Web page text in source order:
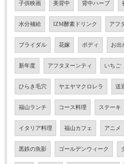
子供映画 美背中 背中ハーブ
水分補給 IZM酵素ドリンク アフ
ブライダル 花嫁 ボディ お出
新年度 アフタヌーンティ いちご
ひらき毛穴 ヤエヤマクロレラ 送
福山ランチ コース料理 ステーキ
イタリア料理 福山カフェ アニメ
黒鉄の魚影 ゴールデンウィーク